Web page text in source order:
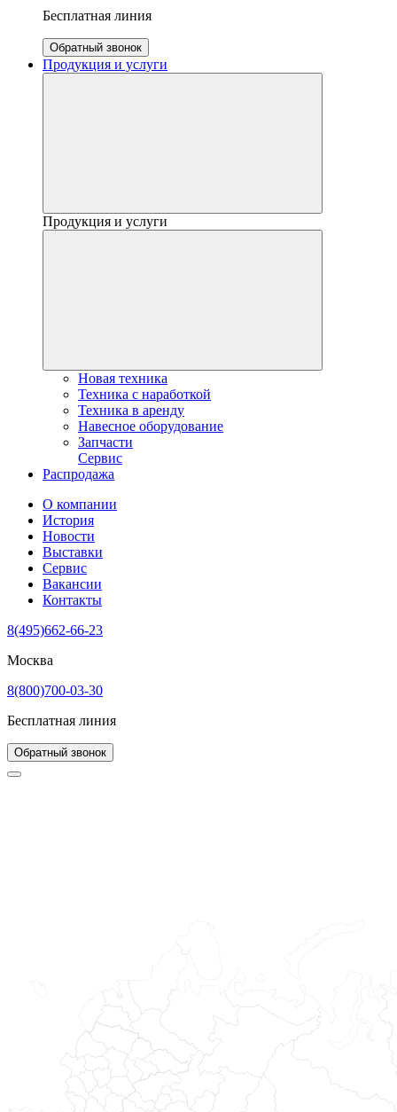
Бесплатная линия
Обратный звонок
Продукция и услуги
Продукция и услуги
Новая техника
Техника с наработкой
Техника в аренду
Навесное оборудование
Запчасти
Сервис
Распродажа
О компании
История
Новости
Выставки
Сервис
Вакансии
Контакты
8(495)662-66-23
Москва
8(800)700-03-30
Бесплатная линия
Обратный звонок